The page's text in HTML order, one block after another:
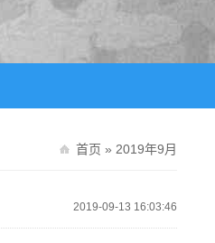
首页 » 2019年9月
2019-09-13 16:03:46